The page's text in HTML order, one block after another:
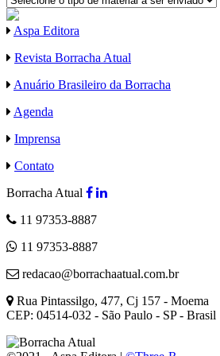
Aspa Editora
Revista Borracha Atual
Anuário Brasileiro da Borracha
Agenda
Imprensa
Contato
Borracha Atual
11 97353-8887
11 97353-8887
redacao@borrachaatual.com.br
Rua Pintassilgo, 477, Cj 157 - Moema
CEP: 04514-032 - São Paulo - SP - Brasil